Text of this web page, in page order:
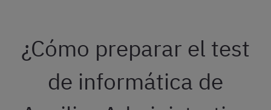
¿Cómo preparar el test
de informática de